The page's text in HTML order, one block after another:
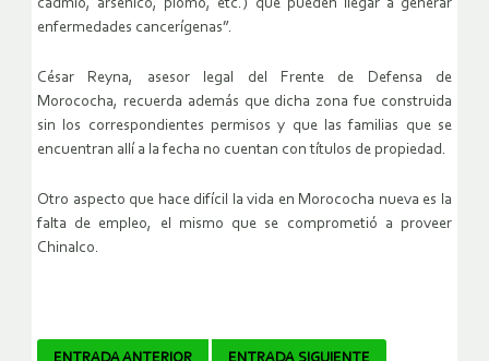
cadmio, arsénico, plomo, etc.) que pueden llegar a generar
enfermedades cancerígenas”.
César Reyna, asesor legal del Frente de Defensa de
Morococha, recuerda además que dicha zona fue construida
sin los correspondientes permisos y que las familias que se
encuentran allí a la fecha no cuentan con títulos de propiedad.
Otro aspecto que hace difícil la vida en Morococha nueva es la
falta de empleo, el mismo que se comprometió a proveer
Chinalco.